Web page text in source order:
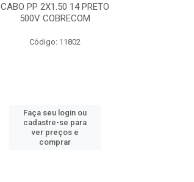
CABO PP 2X1.50 14 PRETO
500V COBRECOM
Código: 11802
Faça seu login ou
cadastre-se para
ver preços e
comprar